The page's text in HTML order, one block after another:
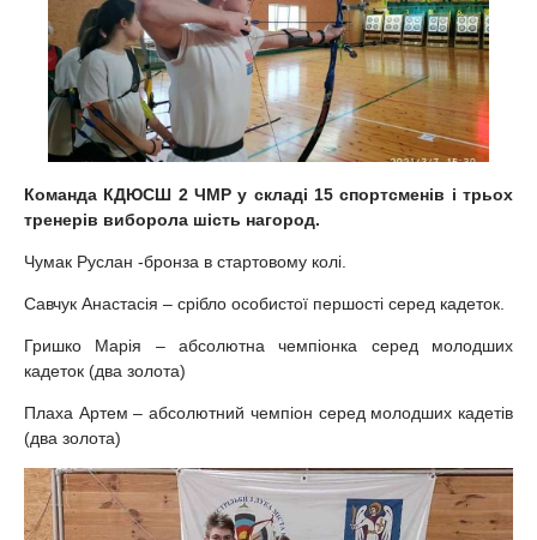
Команда КДЮСШ 2 ЧМР у складі 15 спортсменів і трьох
тренерів виборола шість нагород.
Чумак Руслан -бронза в стартовому колі.
Савчук Анастасія – срібло особистої першості серед кадеток.
Гришко Марія – абсолютна чемпіонка серед молодших
кадеток (два золота)
Плаха Артем – абсолютний чемпіон серед молодших кадетів
(два золота)